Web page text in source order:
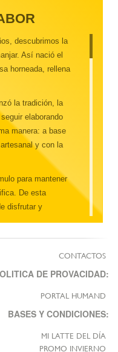
descubrimos la
Así nació el
horneada, rellena
la tradición, la
elaborando
manera: a base
y con la
para mantener
De esta
disfrutar y
productos
CONTACTOS
DE PROVACIDAD:
PORTAL HUMAND
BASES Y CONDICIONES:
MI LATTE DEL DÍA
PROMO INVIERNO